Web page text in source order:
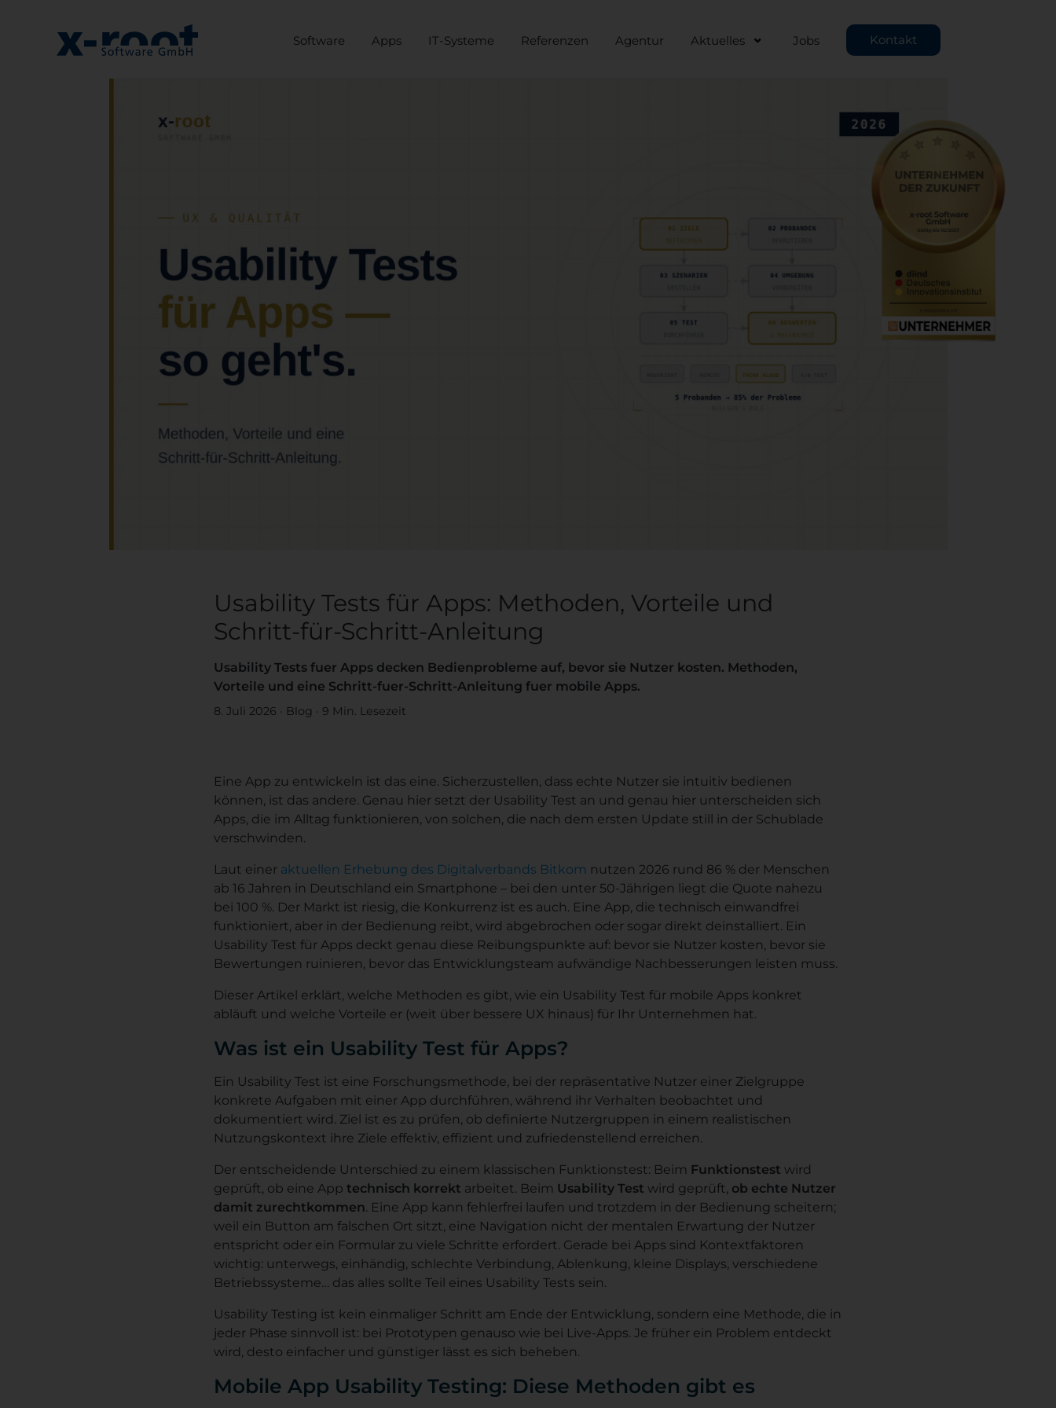
Software Apps IT-Systeme Referenzen Agentur Aktuelles Jobs Kontakt
Usability Tests für Apps: Methoden, Vorteile und
Schritt-für-Schritt-Anleitung
Usability Tests fuer Apps decken Bedienprobleme auf, bevor sie Nutzer kosten. Methoden,
Vorteile und eine Schritt-fuer-Schritt-Anleitung fuer mobile Apps.
8. Juli 2026 · Blog · 9 Min. Lesezeit
Eine App zu entwickeln ist das eine. Sicherzustellen, dass echte Nutzer sie intuitiv bedienen
können, ist das andere. Genau hier setzt der Usability Test an und genau hier unterscheiden sich
Apps, die im Alltag funktionieren, von solchen, die nach dem ersten Update still in der Schublade
verschwinden.
Laut einer aktuellen Erhebung des Digitalverbands Bitkom nutzen 2026 rund 86 % der Menschen
ab 16 Jahren in Deutschland ein Smartphone – bei den unter 50-Jährigen liegt die Quote nahezu
bei 100 %. Der Markt ist riesig, die Konkurrenz ist es auch. Eine App, die technisch einwandfrei
funktioniert, aber in der Bedienung reibt, wird abgebrochen oder sogar direkt deinstalliert. Ein
Usability Test für Apps deckt genau diese Reibungspunkte auf: bevor sie Nutzer kosten, bevor sie
Bewertungen ruinieren, bevor das Entwicklungsteam aufwändige Nachbesserungen leisten muss.
Dieser Artikel erklärt, welche Methoden es gibt, wie ein Usability Test für mobile Apps konkret
abläuft und welche Vorteile er (weit über bessere UX hinaus) für Ihr Unternehmen hat.
Was ist ein Usability Test für Apps?
Ein Usability Test ist eine Forschungsmethode, bei der repräsentative Nutzer einer Zielgruppe
konkrete Aufgaben mit einer App durchführen, während ihr Verhalten beobachtet und
dokumentiert wird. Ziel ist es zu prüfen, ob definierte Nutzergruppen in einem realistischen
Nutzungskontext ihre Ziele effektiv, effizient und zufriedenstellend erreichen.
Der entscheidende Unterschied zu einem klassischen Funktionstest: Beim Funktionstest wird
geprüft, ob eine App technisch korrekt arbeitet. Beim Usability Test wird geprüft, ob echte Nutzer
damit zurechtkommen. Eine App kann fehlerfrei laufen und trotzdem in der Bedienung scheitern;
weil ein Button am falschen Ort sitzt, eine Navigation nicht der mentalen Erwartung der Nutzer
entspricht oder ein Formular zu viele Schritte erfordert. Gerade bei Apps sind Kontextfaktoren
wichtig: unterwegs, einhändig, schlechte Verbindung, Ablenkung, kleine Displays, verschiedene
Betriebssysteme… das alles sollte Teil eines Usability Tests sein.
Usability Testing ist kein einmaliger Schritt am Ende der Entwicklung, sondern eine Methode, die in
jeder Phase sinnvoll ist: bei Prototypen genauso wie bei Live-Apps. Je früher ein Problem entdeckt
wird, desto einfacher und günstiger lässt es sich beheben.
Mobile App Usability Testing: Diese Methoden gibt es